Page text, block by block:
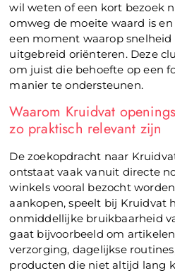
wil weten of een kort bezoek
omweg de moeite waard is
een moment waarop
uitgebreid oriënteren. Deze
om juist die behoefte op een
manier te ondersteunen.
Waarom Kruidvat
zo praktisch relevant zijn
De zoekopdracht naar
ontstaat vaak vanuit directe
winkels vooral bezocht
aankopen, speelt bij Kruidvat
onmiddellijke bruikbaarheid
gaat bijvoorbeeld om
verzorging, dagelijkse
producten die niet altijd lang